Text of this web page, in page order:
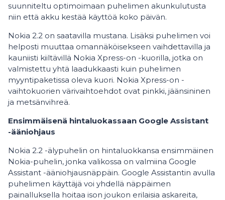
suunniteltu optimoimaan puhelimen akunkulutusta
niin että akku kestää käyttöä koko päivän.
Nokia 2.2 on saatavilla mustana. Lisäksi puhelimen voi
helposti muuttaa omannäköisekseen vaihdettavilla ja
kauniisti kiiltävillä Nokia Xpress-on -kuorilla, jotka on
valmistettu yhtä laadukkaasti kuin puhelimen
myyntipaketissa oleva kuori. Nokia Xpress-on -
vaihtokuorien värivaihtoehdot ovat pinkki, jäänsininen
ja metsänvihreä.
Ensimmäisenä hintaluokassaan Google Assistant
-ääniohjaus
Nokia 2.2 -älypuhelin on hintaluokkansa ensimmäinen
Nokia-puhelin, jonka valikossa on valmiina Google
Assistant -ääniohjausnäppäin. Google Assistantin avulla
puhelimen käyttäjä voi yhdellä näppäimen
painalluksella hoitaa ison joukon erilaisia askareita,